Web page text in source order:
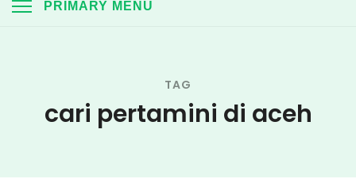
PRIMARY MENU
TAG
cari pertamini di aceh